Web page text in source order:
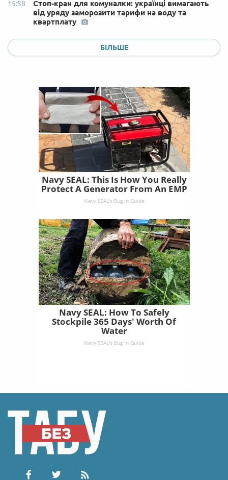
15:58
Стоп-кран для комуналки: українці вимагають
від уряду заморозити тарифи на воду та
квартплату
БІЛЬШЕ
Navy SEAL: This Is How You Really
Protect A Generator From An EMP
Navy SEAL's Bug In Guide
Navy SEAL: How To Safely
Stockpile 365 Days' Worth Of
Water
Navy SEAL's Bug In Guide